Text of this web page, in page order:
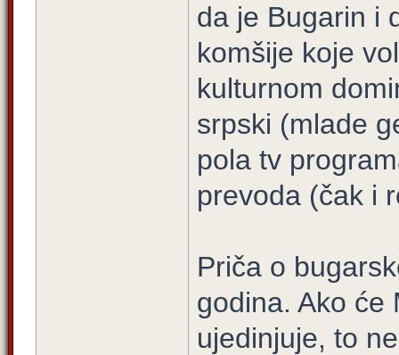
da je Bugarin i
komšije koje
kulturnom
srpski (mlade
pola tv
prevoda (čak i
Priča o
godina. Ako će
ujedinjuje, to